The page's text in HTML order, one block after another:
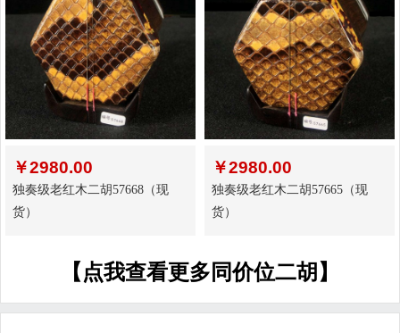
￥2980.00
独奏级老红木二胡57668（现
货）
￥2980.00
独奏级老红木二胡57665（现
货）
【点我查看更多同价位二胡】